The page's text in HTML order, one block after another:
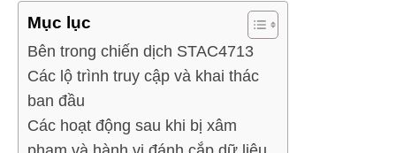
Mục lục
Bên trong chiến dịch STAC4713
Các lộ trình truy cập và khai thác
ban đầu
Các hoạt động sau khi bị xâm